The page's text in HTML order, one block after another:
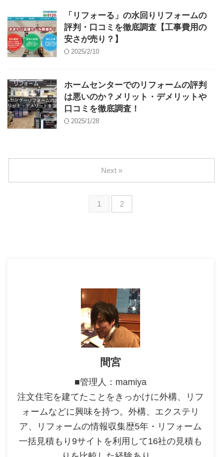
「リフォーる」の水回りリフォームの
評判・口コミを徹底調査【工事費用の
安さが売り？】
2025/2/10
ホームセンターでのリフォームの評判
は悪いのか？メリット・デメリットや
口コミを徹底調査！
2025/1/28
1 2
Next »
間宮
■管理人：mamiya
注文住宅を建てたことをきっかけに外構、リフ
ォームなどに興味を持つ。外構、エクステリ
ア、リフォームの情報収集歴5年・リフォーム
一括見積もり9サイトを利用して16社の見積も